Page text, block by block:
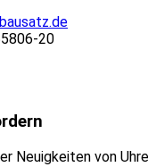
20
Neuigkeiten von